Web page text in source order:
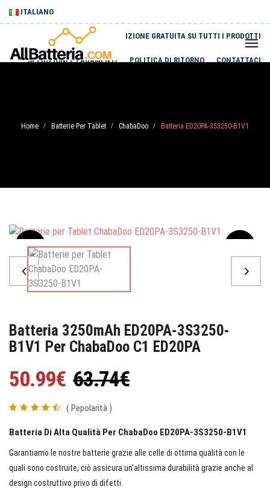
ITALIANO
SPEDIZIONE GRATUITA SU TUTTI I PRODOTTI
SPEDIZIONI E PAGAMENTI POLITICA DI RITORNO CONTATTACI
Home / Batterie Per Tablet / ChabaDoo / Batteria ED20PA-3S3250-B1V1
Sale
Batteria 3250mAh ED20PA-3S3250-
B1V1 Per ChabaDoo C1 ED20PA
50.99€ 63.74€
( Pepolarità )
Batteria Di Alta Qualità Per ChabaDoo ED20PA-3S3250-B1V1
Garantiamo le nostre batterie grazie alle celle di ottima qualità con le
quali sono costruite, ciò assicura un’altissima durabilità grazie anche al
design costruttivo privo di difetti.